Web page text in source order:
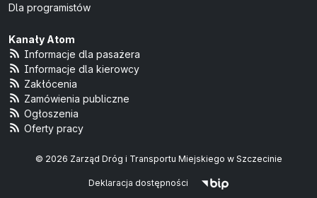
Dla programistów
Kanały Atom
Informacje dla pasażera
Informacje dla kierowcy
Zakłócenia
Zamówienia publiczne
Ogłoszenia
Oferty pracy
© 2026 Zarząd Dróg i Transportu Miejskiego w Szczecinie
Deklaracja dostępności